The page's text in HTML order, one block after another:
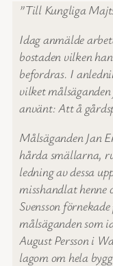
”Till Kungliga
Idag anmälde
bostaden vilken
befordras. I
vilket
använt: Att å
Målsäganden Jan
hårda smällarna,
ledning av dessa
misshandlat henne
Svensson
målsäganden som
August Persson i
lagom om hela